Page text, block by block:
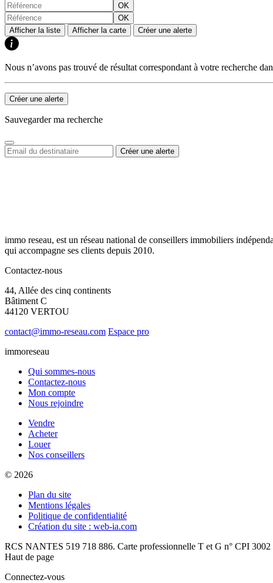
OK
OK
Afficher la liste
Afficher la carte Créer une alerte
Nous n’avons pas trouvé de résultat correspondant à votre recherche
Créer une alerte
Sauvegarder ma recherche
immo reseau, est un réseau national de conseillers immobiliers
qui accompagne ses clients depuis 2010.
Contactez-nous
44, Allée des cinq continents
Bâtiment C
44120 VERTOU
contact@immo-reseau.com Espace pro
immoreseau
Qui sommes-nous
Contactez-nous
Mon compte
Nous rejoindre
Vendre
Acheter
Louer
Nos conseillers
© 2026
Plan du site
Mentions légales
Politique de confidentialité
Création du site : web-ia.com
RCS NANTES 519 718 886. Carte professionnelle T et G n° CPI
Haut de page
Connectez-vous